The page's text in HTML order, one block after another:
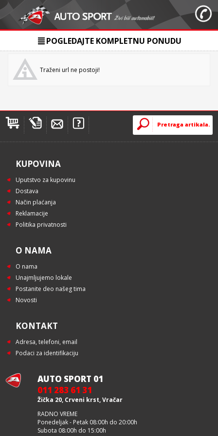
POGLEDAJTE KOMPLETNU PONUDU
Traženi url ne postoji!
KUPOVINA
Uputstvo za kupovinu
Dostava
Način plaćanja
Reklamacije
Politika privatnosti
O NAMA
O nama
Unajmljujemo lokale
Postanite deo našeg tima
Novosti
KONTAKT
Adresa, telefoni, email
Podaci za identifikaciju
AUTO SPORT 01
011 283 61 31
Žička 20, Crveni krst, Vračar
RADNO VREME
Ponedeljak - Petak 08:00h do 20:00h
Subota 08:00h do 15:00h